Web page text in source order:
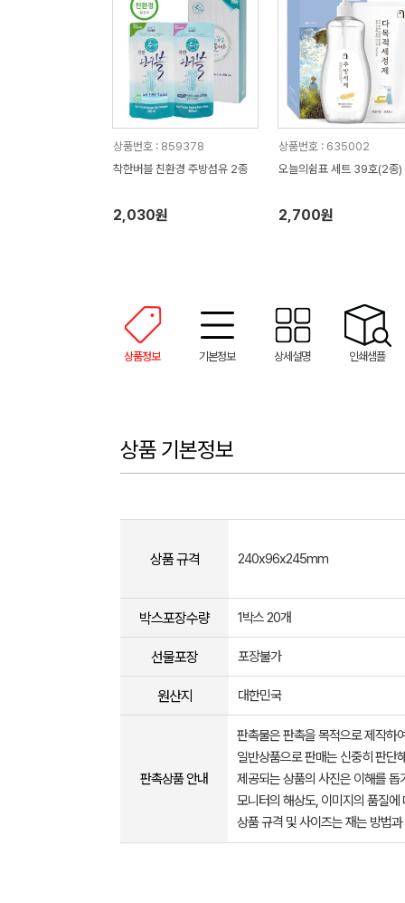
상품번호 : 859378
착한버블 친환경 주방섬유 2종
2,030원
상품번호 : 635002
오늘의쉼표 세트 39호(2종)
2,700원
상품정보 기본정보 상세설명 인쇄샘플
상품 기본정보
상품 규격 240x96x245mm
박스포장수량 1박스 20개
선물포장 포장불가
원산지 대한민국
판촉상품 안내
판촉물은 판촉을 목적으로 제작하
일반상품으로 판매는 신중히 판단
제공되는 상품의 사진은 이해를
모니터의 해상도, 이미지의 품질
상품 규격 및 사이즈는 재는 방법